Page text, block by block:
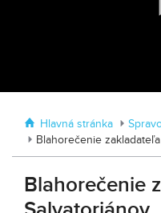
Hlavná stránka
Blahorečenie
Blahorečenie